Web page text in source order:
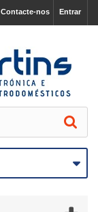
Entrar
Contacte-nos